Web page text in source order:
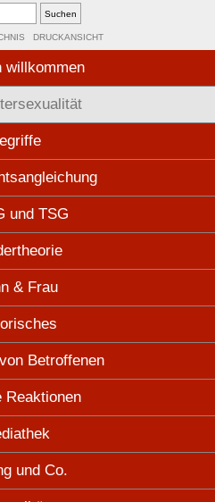
DRUCKANSICHT
willkommen
und TSG
& Frau
Betroffenen
Reaktionen
und Co.